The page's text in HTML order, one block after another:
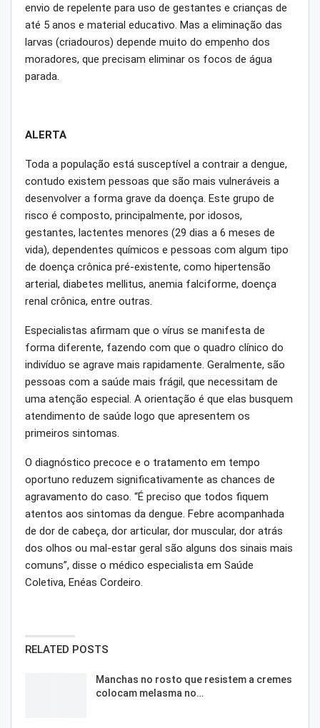
envio de repelente para uso de gestantes e crianças de
até 5 anos e material educativo. Mas a eliminação das
larvas (criadouros) depende muito do empenho dos
moradores, que precisam eliminar os focos de água
parada.
ALERTA
Toda a população está susceptível a contrair a dengue,
contudo existem pessoas que são mais vulneráveis a
desenvolver a forma grave da doença. Este grupo de
risco é composto, principalmente, por idosos,
gestantes, lactentes menores (29 dias a 6 meses de
vida), dependentes químicos e pessoas com algum tipo
de doença crônica pré-existente, como hipertensão
arterial, diabetes mellitus, anemia falciforme, doença
renal crônica, entre outras.
Especialistas afirmam que o vírus se manifesta de
forma diferente, fazendo com que o quadro clínico do
indivíduo se agrave mais rapidamente. Geralmente, são
pessoas com a saúde mais frágil, que necessitam de
uma atenção especial. A orientação é que elas busquem
atendimento de saúde logo que apresentem os
primeiros sintomas.
O diagnóstico precoce e o tratamento em tempo
oportuno reduzem significativamente as chances de
agravamento do caso. “É preciso que todos fiquem
atentos aos sintomas da dengue. Febre acompanhada
de dor de cabeça, dor articular, dor muscular, dor atrás
dos olhos ou mal-estar geral são alguns dos sinais mais
comuns”, disse o médico especialista em Saúde
Coletiva, Enéas Cordeiro.
RELATED POSTS
Manchas no rosto que resistem a cremes
colocam melasma no…